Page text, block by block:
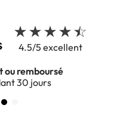
4.5/5 excellent
ou remboursé
30 jours